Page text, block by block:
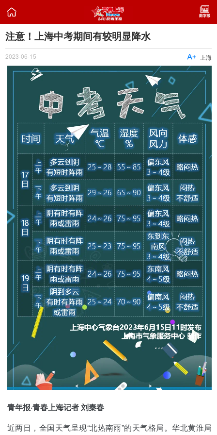

注意！上海中考期间有较明显降水
2023-06-15 上海

青年报·青春上海记者 刘秦春
近两日，全国天气呈现“北热南雨”的天气格局。华北黄淮局